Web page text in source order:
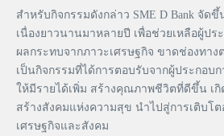
สำหรับกิจกรรมดังกล่าว SME D Bank จัด
เนื่องยาวนานมาหลายปี เพื่อช่วยเหลือผู้ปร
ผลกระทบจากภาวะเศรษฐกิจ ขาดช่องทาง
เป็นกิจกรรมที่ได้การตอบรับจากผู้ประกอบก
ให้มีรายได้เพิ่ม สร้างคุณภาพชีวิตที่ดีขึ้น เกิ
สร้างสังคมแห่งความสุข นำไปสู่การเติบโ
เศรษฐกิจและสังคม